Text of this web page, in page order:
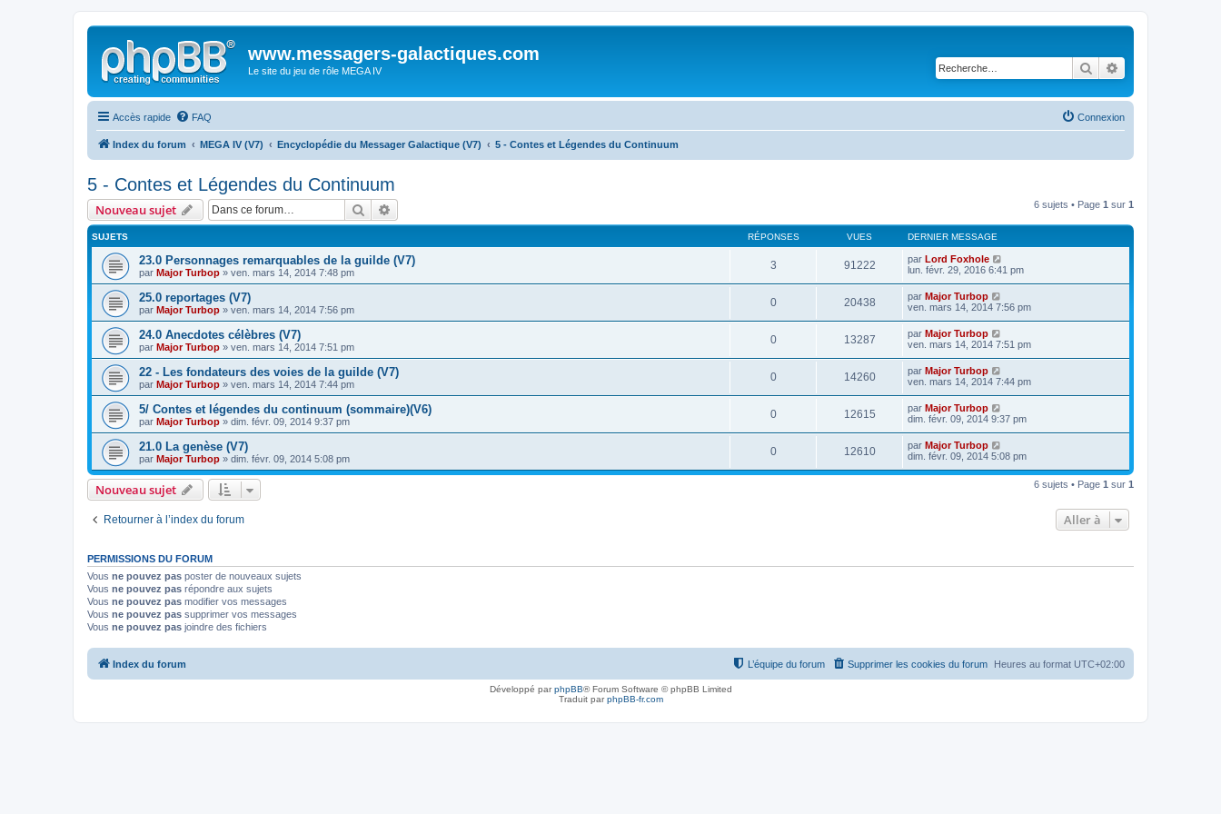
www.messagers-galactiques.com
Le site du jeu de rôle MEGA IV Rechercher
Accès rapide FAQ Connexion
Index du forum MEGA IV (V7) Encyclopédie du Messager Galactique (V7) 5 - Contes et Légendes du Continuum
5 - Contes et Légendes du Continuum
Nouveau sujet Rechercher 6 sujets • Page 1 sur 1
SUJETS RÉPONSES VUES DERNIER MESSAGE
23.0 Personnages remarquables de la guilde (V7)
par Major Turbop » ven. mars 14, 2014 7:48 pm
3 91222 par Lord Foxhole
lun. févr. 29, 2016 6:41 pm
25.0 reportages (V7)
par Major Turbop » ven. mars 14, 2014 7:56 pm
0 20438 par Major Turbop
ven. mars 14, 2014 7:56 pm
24.0 Anecdotes célèbres (V7)
par Major Turbop » ven. mars 14, 2014 7:51 pm
0 13287 par Major Turbop
ven. mars 14, 2014 7:51 pm
22 - Les fondateurs des voies de la guilde (V7)
par Major Turbop » ven. mars 14, 2014 7:44 pm
0 14260 par Major Turbop
ven. mars 14, 2014 7:44 pm
5/ Contes et légendes du continuum (sommaire)(V6)
par Major Turbop » dim. févr. 09, 2014 9:37 pm
0 12615 par Major Turbop
dim. févr. 09, 2014 9:37 pm
21.0 La genèse (V7)
par Major Turbop » dim. févr. 09, 2014 5:08 pm
0 12610 par Major Turbop
dim. févr. 09, 2014 5:08 pm
Nouveau sujet 6 sujets • Page 1 sur 1
Retourner à l’index du forum Aller à
PERMISSIONS DU FORUM
Vous ne pouvez pas poster de nouveaux sujets
Vous ne pouvez pas répondre aux sujets
Vous ne pouvez pas modifier vos messages
Vous ne pouvez pas supprimer vos messages
Vous ne pouvez pas joindre des fichiers
Index du forum Heures au format UTC+02:00
Supprimer les cookies du forum
L’équipe du forum
Développé parphpBB® Forum Software © phpBB Limited
Traduit parphpBB-fr.com